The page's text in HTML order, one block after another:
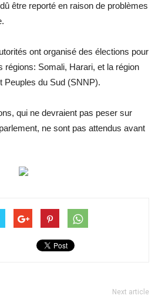
être reporté en raison de problèmes
ont organisé des élections pour
régions: Somali, Harari, et la région
Peuples du Sud (SNNP).
qui ne devraient pas peser sur
ne sont pas attendus avant
Next article